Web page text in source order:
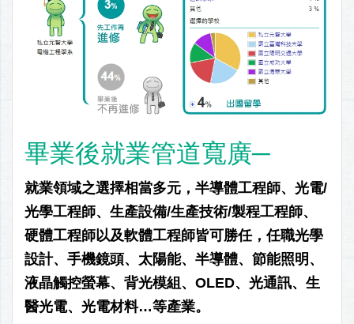
畢業後就業管道寬廣─
就業領域之選擇相當多元，半導體工程師、光電/
光學工程師、生產設備/生產技術/製程工程師、
硬體工程師以及軟體工程師皆可勝任，任職光學
設計、手機鏡頭、太陽能、半導體、節能照明、
液晶觸控螢幕、背光模組、OLED、光通訊、生
醫光電、光電材料…等產業。